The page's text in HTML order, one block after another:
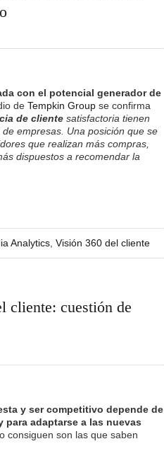
con el potencial generador de
de Tempkin Groupse confirma
de clientesatisfactoria tienen
empresas. Una posición que se
que realizan más compras,
dispuestos a recomendar la
Analytics, Visión 360 del cliente
cliente: cuestión de
y ser competitivo depende de
para adaptarse a las nuevas
consiguen son las que saben